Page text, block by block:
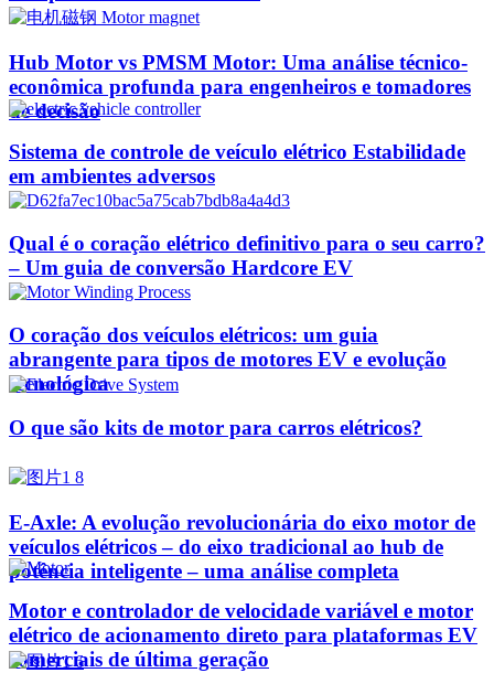
Hub Motor vs PMSM Motor: Uma análise técnico-
econômica profunda para engenheiros e tomadores
de decisão
Sistema de controle de veículo elétrico Estabilidade
em ambientes adversos
Qual é o coração elétrico definitivo para o seu carro?
– Um guia de conversão Hardcore EV
O coração dos veículos elétricos: um guia
abrangente para tipos de motores EV e evolução
tecnológica
O que são kits de motor para carros elétricos?
E-Axle: A evolução revolucionária do eixo motor de
veículos elétricos – do eixo tradicional ao hub de
potência inteligente – uma análise completa
Motor e controlador de velocidade variável e motor
elétrico de acionamento direto para plataformas EV
comerciais de última geração